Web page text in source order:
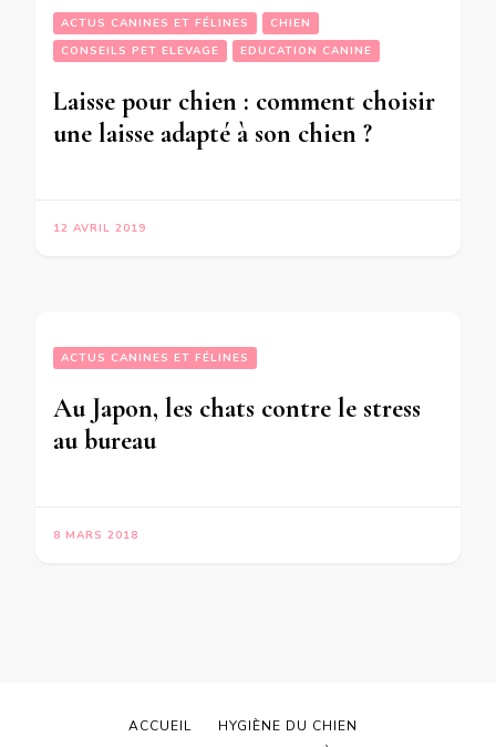
ACTUS CANINES ET FÉLINES
CHIEN
CONSEILS PET ELEVAGE
EDUCATION CANINE
Laisse pour chien : comment choisir
une laisse adapté à son chien ?
12 AVRIL 2019
ACTUS CANINES ET FÉLINES
Au Japon, les chats contre le stress
au bureau
8 MARS 2018
ACCUEIL
HYGIÈNE DU CHIEN